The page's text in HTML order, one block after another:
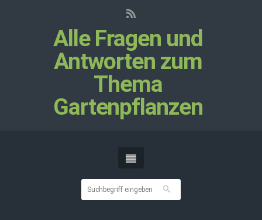
Alle Fragen und
Antworten zum
Thema
Gartenpflanzen